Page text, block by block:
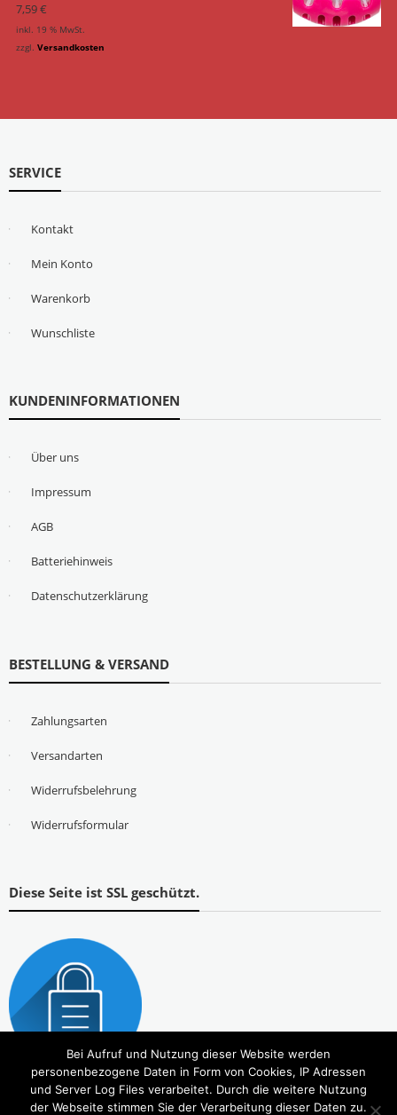
7,59€
inkl. 19 % MwSt.
zzgl. Versandkosten
SERVICE
Kontakt
Mein Konto
Warenkorb
Wunschliste
KUNDENINFORMATIONEN
Über uns
Impressum
AGB
Batteriehinweis
Datenschutzerklärung
BESTELLUNG & VERSAND
Zahlungsarten
Versandarten
Widerrufsbelehrung
Widerrufsformular
Diese Seite ist SSL geschützt.
Bei Aufruf und Nutzung dieser Website werden
personenbezogene Daten in Form von Cookies, IP Adressen
und Server Log Files verarbeitet. Durch die weitere Nutzung
der Webseite stimmen Sie der Verarbeitung dieser Daten zu.